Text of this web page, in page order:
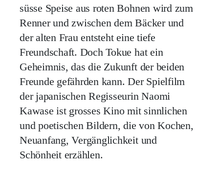
süsse Speise aus roten Bohnen wird zum
Renner und zwischen dem Bäcker und
der alten Frau entsteht eine tiefe
Freundschaft. Doch Tokue hat ein
Geheimnis, das die Zukunft der beiden
Freunde gefährden kann. Der Spielfilm
der japanischen Regisseurin Naomi
Kawase ist grosses Kino mit sinnlichen
und poetischen Bildern, die von Kochen,
Neuanfang, Vergänglichkeit und
Schönheit erzählen.